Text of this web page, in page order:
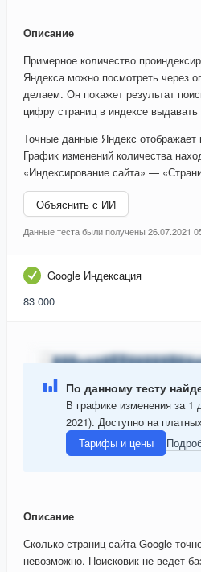
Описание
Примерное количество
Яндекса можно посмотреть через
делаем. Он покажет результат
цифру страниц в индексе выдавать
Точные данные Яндекс
График изменений количества
«Индексирование сайта» —
Объяснить с ИИ
Данные теста были получены 26.07.2021
Google Индексация
83 000
По данному тесту
В графике изменения за 1
2021). Доступно на
Тарифы и цены
Описание
Сколько страниц сайта Google
невозможно. Поисковик не ведет